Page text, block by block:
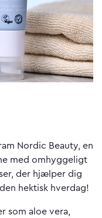
Nordic Beauty, en
med omhyggeligt
der hjælper dig
hektisk hverdag!
som aloe vera,